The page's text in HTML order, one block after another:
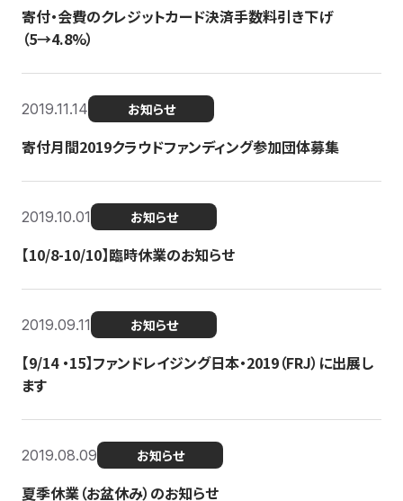
寄付・会費のクレジットカード決済手数料引き下げ
（5→4.8%）
2019.11.14 お知らせ
寄付月間2019クラウドファンディング参加団体募集
2019.10.01 お知らせ
【10/8-10/10】臨時休業のお知らせ
2019.09.11 お知らせ
【9/14 ・15】ファンドレイジング日本・2019（FRJ）に出展し
ます
2019.08.09 お知らせ
夏季休業（お盆休み）のお知らせ